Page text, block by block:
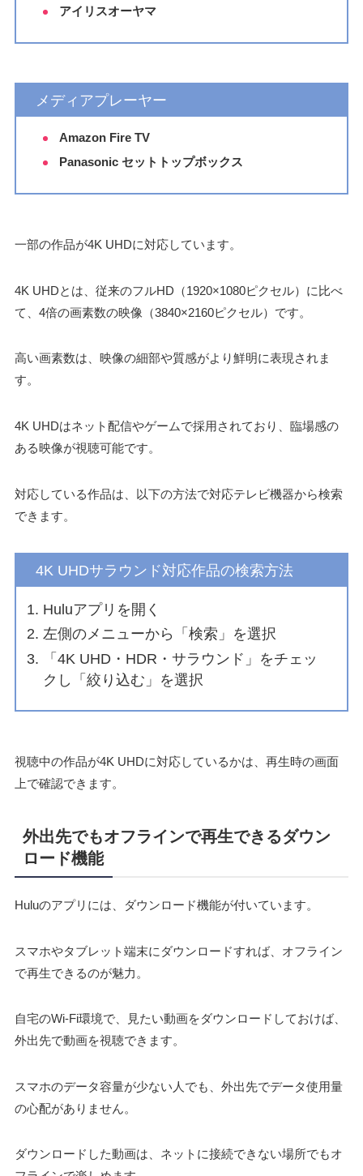
アイリスオーヤマ
メディアプレーヤー
Amazon Fire TV
Panasonic セットトップボックス
一部の作品が4K UHDに対応しています。
4K UHDとは、従来のフルHD（1920×1080ピクセル）に比べ
て、4倍の画素数の映像（3840×2160ピクセル）です。
高い画素数は、映像の細部や質感がより鮮明に表現されま
す。
4K UHDはネット配信やゲームで採用されており、臨場感の
ある映像が視聴可能です。
対応している作品は、以下の方法で対応テレビ機器から検索
できます。
4K UHDサラウンド対応作品の検索方法
Huluアプリを開く
左側のメニューから「検索」を選択
「4K UHD・HDR・サラウンド」をチェッ
クし「絞り込む」を選択
視聴中の作品が4K UHDに対応しているかは、再生時の画面
上で確認できます。
外出先でもオフラインで再生できるダウン
ロード機能
Huluのアプリには、ダウンロード機能が付いています。
スマホやタブレット端末にダウンロードすれば、オフライン
で再生できるのが魅力。
自宅のWi-Fi環境で、見たい動画をダウンロードしておけば、
外出先で動画を視聴できます。
スマホのデータ容量が少ない人でも、外出先でデータ使用量
の心配がありません。
ダウンロードした動画は、ネットに接続できない場所でもオ